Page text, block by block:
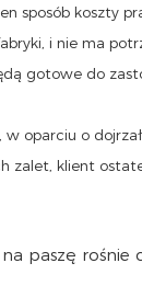
sposób koszty
i nie ma
gotowe do
oparciu o
zalet, klient